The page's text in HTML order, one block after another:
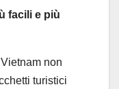
facili e più
non
turistici